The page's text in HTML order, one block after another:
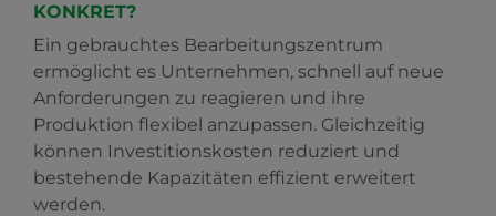
KONKRET?
Ein gebrauchtes Bearbeitungszentrum
ermöglicht es Unternehmen, schnell auf neue
Anforderungen zu reagieren und ihre
Produktion flexibel anzupassen. Gleichzeitig
können Investitionskosten reduziert und
bestehende Kapazitäten effizient erweitert
werden.